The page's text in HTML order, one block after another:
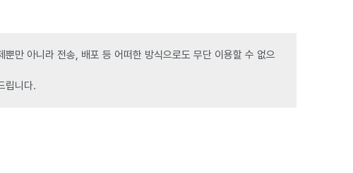
만 아니라 전송, 배포 등 어떠한 방식으로도 무단 이용할 수 없으
립니다.